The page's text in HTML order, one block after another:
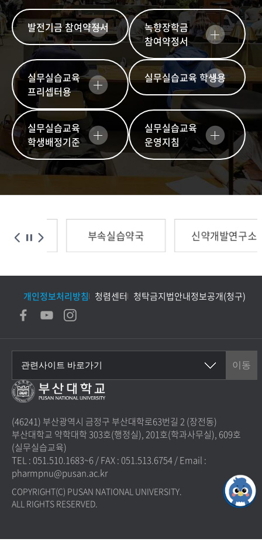
발전기금 참여약정서
녹향장학금
참여약정서
실무실습교육
프리셉터용
실무실습교육 학생용
실무실습교육
학생배정기준
실무실습교육
운영지침
원 부속실습약국 신약개발연구소
개인정보처리방침 청렴센터 청탁금지법안내정보공개(청구)
(46241) 부산광역시 금정구 부산대학로63번길 2 (장전동)
부산대학교 약학대학 303호(행정실), 201호(학과사무실), 609호
(실무실습교육)
TEL : 051.510.1683~6/FAX : 051.513.6754/Email :
pharmpnu@pusan.ac.kr
COPYRIGHT(C) PUSAN NATIONAL UNIVERSITY.
ALL RIGHTS RESERVED.